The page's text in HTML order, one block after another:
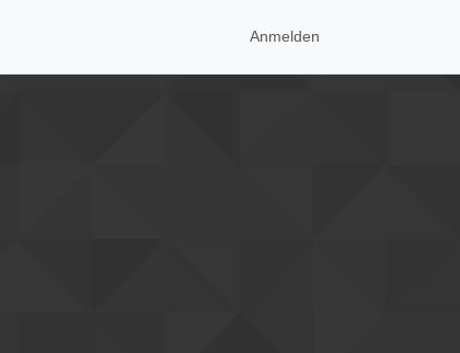
Anmelden